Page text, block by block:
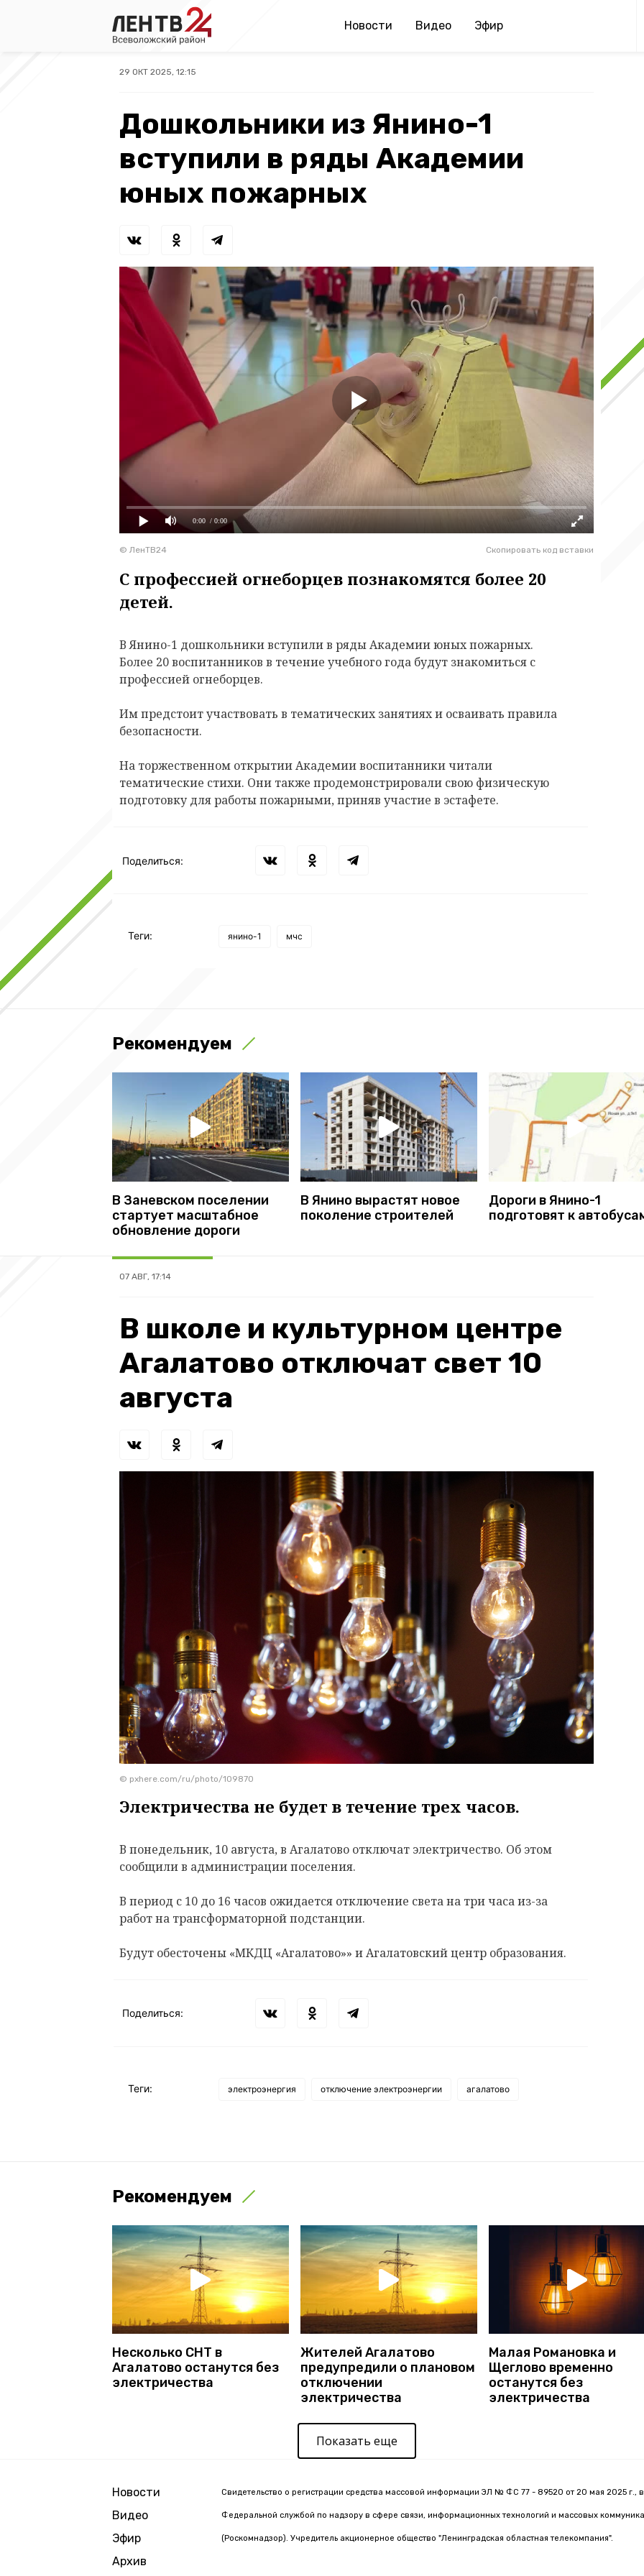
Новости Видео Эфир
29 ОКТ 2025, 12:15
Дошкольники из Янино-1
вступили в ряды Академии
юных пожарных
0:00 / 0:00
Скопировать код вставки
© ЛенТВ24
С профессией огнеборцев познакомятся более 20
детей.
В Янино-1 дошкольники вступили в ряды Академии юных пожарных.
Более 20 воспитанников в течение учебного года будут знакомиться с
профессией огнеборцев.
Им предстоит участвовать в тематических занятиях и осваивать правила
безопасности.
На торжественном открытии Академии воспитанники читали
тематические стихи. Они также продемонстрировали свою физическую
подготовку для работы пожарными, приняв участие в эстафете.
Поделиться:
Теги: янино-1 мчс
Рекомендуем
В Заневском поселении
стартует масштабное
обновление дороги
В Янино вырастят новое
поколение строителей
Дороги в Янино-1
подготовят к
07 АВГ, 17:14
В школе и культурном центре
Агалатово отключат свет 10
августа
© pxhere.com/ru/photo/109870
Электричества не будет в течение трех часов.
В понедельник, 10 августа, в Агалатово отключат электричество. Об этом
сообщили в администрации поселения.
В период с 10 до 16 часов ожидается отключение света на три часа из-за
работ на трансформаторной подстанции.
Будут обесточены «МКДЦ «Агалатово»» и Агалатовский центр образования.
Поделиться:
Теги: электроэнергия отключение электроэнергии агалатово
Рекомендуем
Несколько СНТ в
Агалатово останутся без
электричества
Жителей Агалатово
предупредили о плановом
отключении
электричества
Малая Романовка и
Щеглово временно
останутся без
электричества
Показать еще
Новости
Видео
Эфир
Архив
Свидетельство о регистрации средства массовой информации ЭЛ № ФС 77 - 89520 от 20 мая 2025 г.,
Федеральной службой по надзору в сфере связи, информационных технологий и массовых
(Роскомнадзор). Учредитель акционерное общество "Ленинградская областная телекомпания".